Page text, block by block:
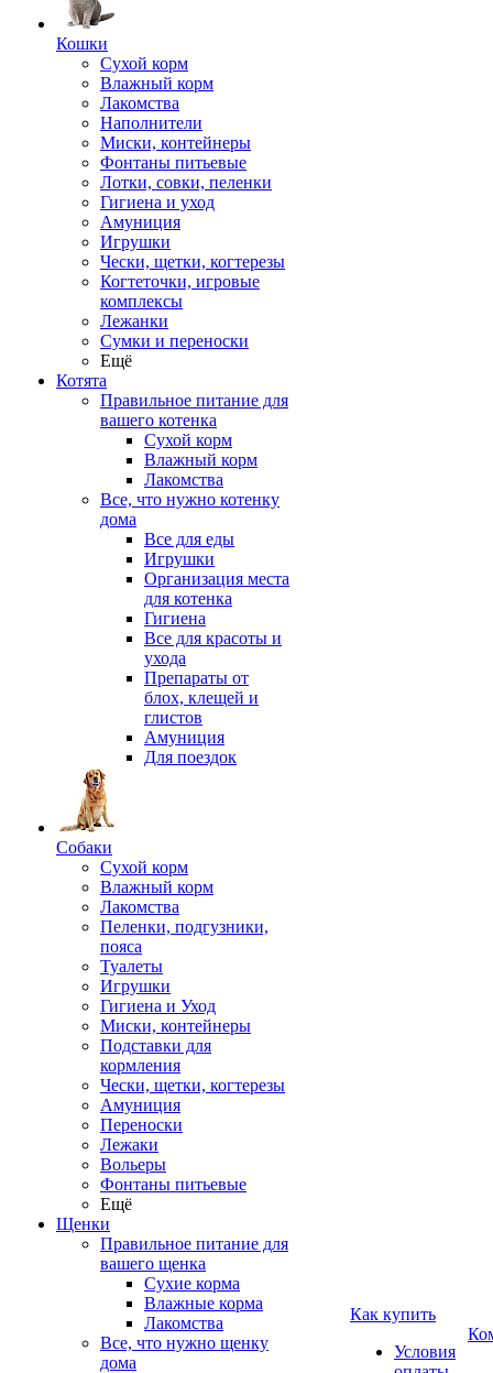
Кошки
Сухой корм
Влажный корм
Лакомства
Наполнители
Миски, контейнеры
Фонтаны питьевые
Лотки, совки, пеленки
Гигиена и уход
Амуниция
Игрушки
Чески, щетки, когтерезы
Когтеточки, игровые
комплексы
Лежанки
Сумки и переноски
Ещё
Котята
Правильное питание для
вашего котенка
Сухой корм
Влажный корм
Лакомства
Все, что нужно котенку
дома
Все для еды
Игрушки
Организация места
для котенка
Гигиена
Все для красоты и
ухода
Препараты от
блох, клещей и
глистов
Амуниция
Для поездок
Собаки
Сухой корм
Влажный корм
Лакомства
Пеленки, подгузники,
пояса
Туалеты
Игрушки
Гигиена и Уход
Миски, контейнеры
Подставки для
кормления
Чески, щетки, когтерезы
Амуниция
Переноски
Лежаки
Вольеры
Фонтаны питьевые
Ещё
Щенки
Правильное питание для
вашего щенка
Сухие корма
Влажные корма
Лакомства
Все, что нужно щенку
дома
Как купить
Условия